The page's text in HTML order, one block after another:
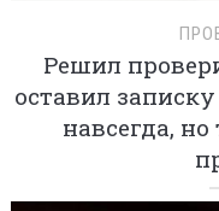
Решил
оставил
навсегда,